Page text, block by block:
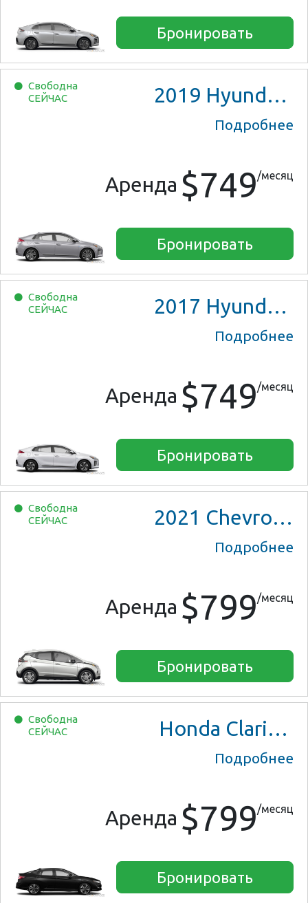
Бронировать
Свободна
СЕЙЧАС
2019 Hyundai Ioniq Hybrid
Подробнее
Аренда $749/месяц
Бронировать
Свободна
СЕЙЧАС
2017 Hyundai Ioniq Hybrid
Подробнее
Аренда $749/месяц
Бронировать
Свободна
СЕЙЧАС
2021 Chevrolet Bolt EV
Подробнее
Аренда $799/месяц
Бронировать
Свободна
СЕЙЧАС
Honda Clarity Plug-In Hybrid
Подробнее
Аренда $799/месяц
Бронировать